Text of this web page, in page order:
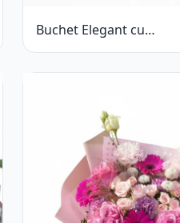
Buchet Elegant cu
Garoafe Albe și Eucalipt